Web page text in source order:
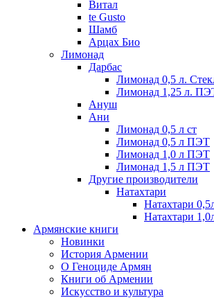
Витал
te Gusto
Шамб
Арцах Био
Лимонад
Дарбас
Лимонад 0,5 л.
Лимонад 1,25 л.
Ануш
Ани
Лимонад 0,5 л ст
Лимонад 0,5 л ПЭТ
Лимонад 1,0 л ПЭТ
Лимонад 1,5 л ПЭТ
Другие производители
Натахтари
Натахтари
Натахтари
Армянские книги
Новинки
История Армении
О Геноциде Армян
Книги об Армении
Иcкусство и культура